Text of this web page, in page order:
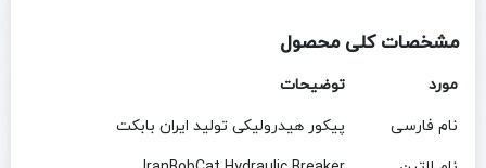
مشخصات کلی محصول
مورد
توضیحات
نام فارسی
پیکور هیدرولیکی تولید ایران بابکت